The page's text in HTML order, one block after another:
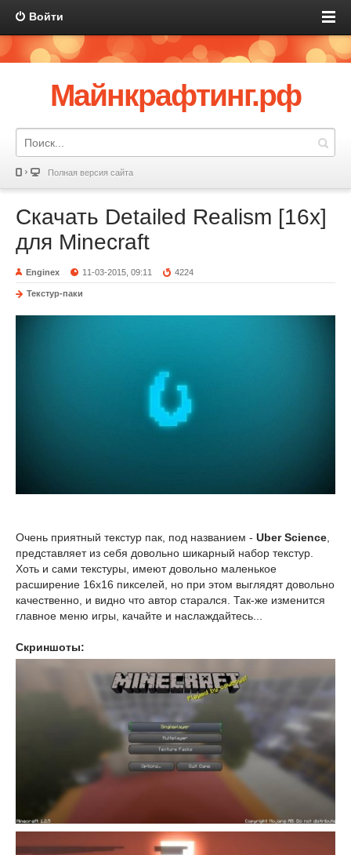
Войти
Майнкрафтинг.рф
Полная версия сайта
Скачать Detailed Realism [16x]
для Minecraft
Enginex 11-03-2015, 09:11 4224
Текстур-паки
Очень приятный текстур пак, под названием - Uber Science,
представляет из себя довольно шикарный набор текстур.
Хоть и сами текстуры, имеют довольно маленькое
расширение 16x16 пикселей, но при этом выглядят довольно
качественно, и видно что автор старался. Так-же изменится
главное меню игры, качайте и наслаждайтесь...
Скриншоты: